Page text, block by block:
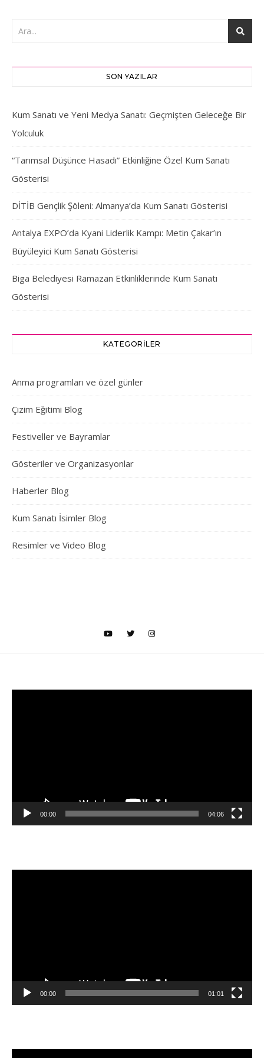
SON YAZILAR
Kum Sanatı ve Yeni Medya Sanatı: Geçmişten Geleceğe Bir
Yolculuk
“Tarımsal Düşünce Hasadı” Etkinliğine Özel Kum Sanatı
Gösterisi
DİTİB Gençlik Şöleni: Almanya’da Kum Sanatı Gösterisi
Antalya EXPO’da Kyani Liderlik Kampı: Metin Çakar’ın
Büyüleyici Kum Sanatı Gösterisi
Biga Belediyesi Ramazan Etkinliklerinde Kum Sanatı
Gösterisi
KATEGORILER
Anma programları ve özel günler
Çizim Eğitimi Blog
Festiveller ve Bayramlar
Gösteriler ve Organizasyonlar
Haberler Blog
Kum Sanatı İsimler Blog
Resimler ve Video Blog
00:00 04:06
00:00 01:01